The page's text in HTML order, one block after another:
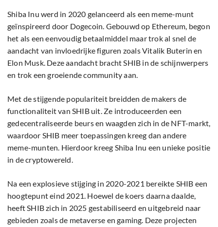
Shiba Inu werd in 2020 gelanceerd als een meme-munt
geïnspireerd door Dogecoin. Gebouwd op Ethereum, begon
het als een eenvoudig betaalmiddel maar trok al snel de
aandacht van invloedrijke figuren zoals Vitalik Buterin en
Elon Musk. Deze aandacht bracht SHIB in de schijnwerpers
en trok een groeiende community aan.
Met de stijgende populariteit breidden de makers de
functionaliteit van SHIB uit. Ze introduceerden een
gedecentraliseerde beurs en waagden zich in de NFT-markt,
waardoor SHIB meer toepassingen kreeg dan andere
meme-munten. Hierdoor kreeg Shiba Inu een unieke positie
in de cryptowereld.
Na een explosieve stijging in 2020-2021 bereikte SHIB een
hoogtepunt eind 2021. Hoewel de koers daarna daalde,
heeft SHIB zich in 2025 gestabiliseerd en uitgebreid naar
gebieden zoals de metaverse en gaming. Deze projecten